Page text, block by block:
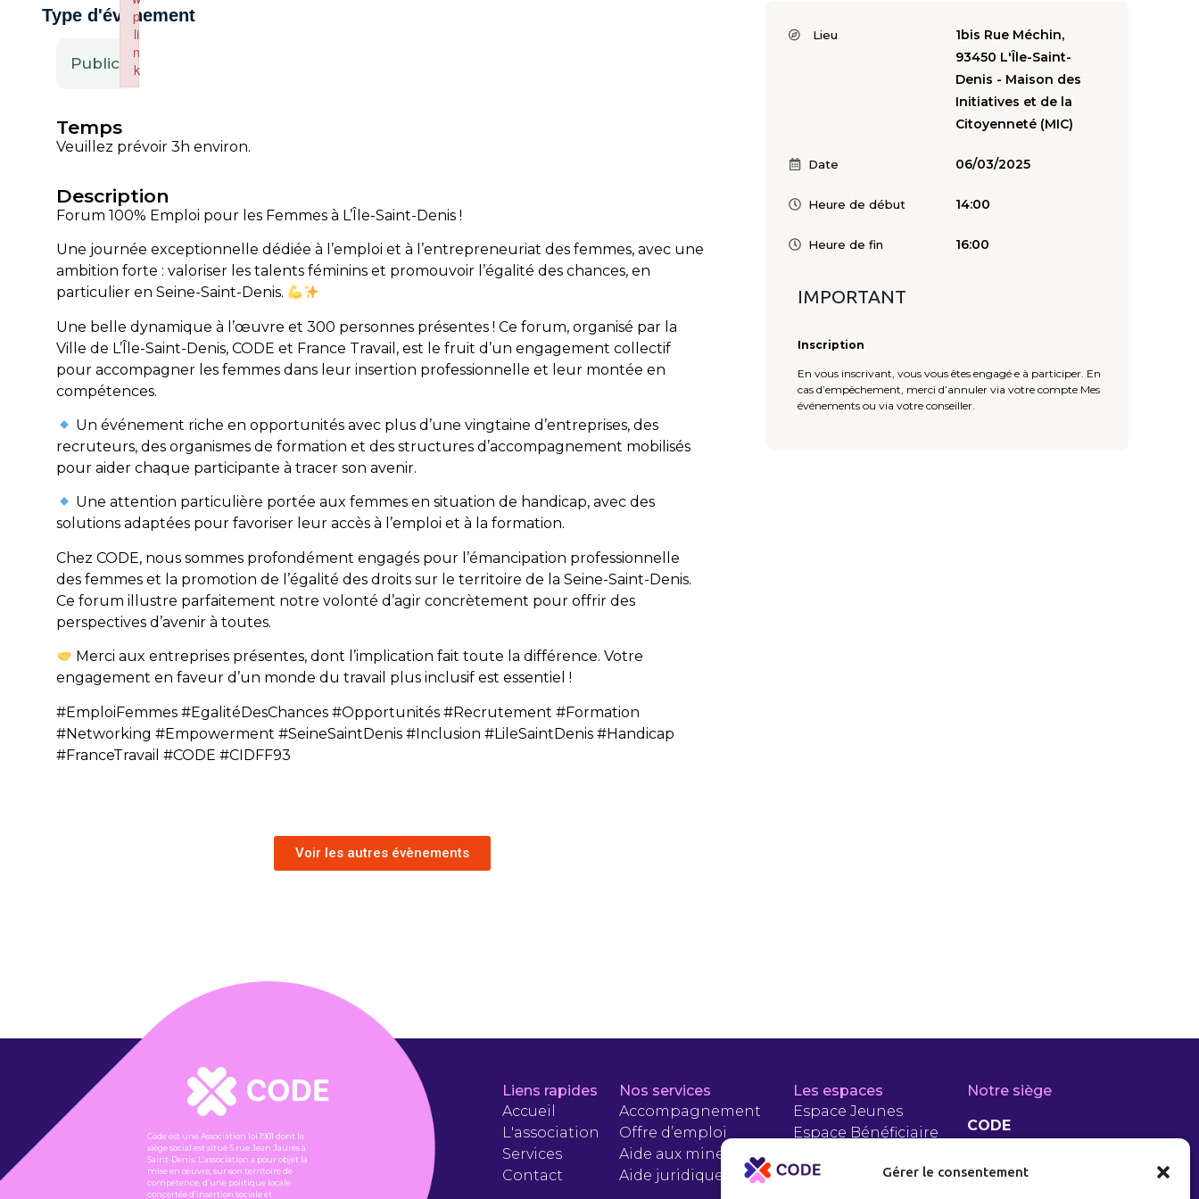
Gérer le consentement
Type d'événement
Public
Temps
Veuillez prévoir 3h environ.
Description
Forum 100% Emploi pour les Femmes à L’Île-Saint-Denis !
Une journée exceptionnelle dédiée à l’emploi et à l’entrepreneuriat des femmes, avec une
ambition forte : valoriser les talents féminins et promouvoir l’égalité des chances, en
particulier en Seine-Saint-Denis.
Une belle dynamique à l’œuvre et 300 personnes présentes ! Ce forum, organisé par la
Ville de L’Île-Saint-Denis, CODE et France Travail, est le fruit d’un engagement collectif
pour accompagner les femmes dans leur insertion professionnelle et leur montée en
compétences.
Un événement riche en opportunités avec plus d’une vingtaine d’entreprises, des
recruteurs, des organismes de formation et des structures d’accompagnement mobilisés
pour aider chaque participante à tracer son avenir.
Une attention particulière portée aux femmes en situation de handicap, avec des
solutions adaptées pour favoriser leur accès à l’emploi et à la formation.
Chez CODE, nous sommes profondément engagés pour l’émancipation professionnelle
des femmes et la promotion de l’égalité des droits sur le territoire de la Seine-Saint-Denis.
Ce forum illustre parfaitement notre volonté d’agir concrètement pour offrir des
perspectives d’avenir à toutes.
Merci aux entreprises présentes, dont l’implication fait toute la différence. Votre
engagement en faveur d’un monde du travail plus inclusif est essentiel !
#EmploiFemmes #EgalitéDesChances #Opportunités #Recrutement #Formation
#Networking #Empowerment #SeineSaintDenis #Inclusion #LileSaintDenis #Handicap
#FranceTravail #CODE #CIDFF93
Voir les autres évènements
Lieu
1bis Rue Méchin,
93450 L'Île-Saint-
Denis - Maison des
Initiatives et de la
Citoyenneté (MIC)
Date 06/03/2025
Heure de début 14:00
Heure de fin 16:00
IMPORTANT
Inscription
En vous inscrivant, vous vous êtes engagé·e à participer. En
cas d’empêchement, merci d’annuler via votre compte Mes
événements ou via votre conseiller.
Code est une Association loi 1901 dont le
siège social est situé 5 rue Jean Jaurès à
Saint-Denis. L’association a pour objet la
mise en œuvre, sur son territoire de
compétence, d’une politique locale
concertée d’insertion sociale et
Liens rapides
Accueil
L'association
Services
Contact
Nos services
Accompagnement
Offre d’emploi
Aide aux mineurs
Aide juridique
Les espaces
Espace Jeunes
Espace Bénéficiaire
Espace PLIE
Notre siège
CODE
93200 Saint-Denis
p
li
n
k
Failed to initialize plugin: wplink
p
li
n
k
Failed to initialize plugin: wplink